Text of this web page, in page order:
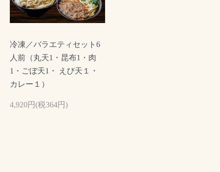
冷凍／バラエティセット6
人前（丸天1・昆布1・肉
1・ごぼ天1・ えび天１・
カレー１）
4,920円(税364円)